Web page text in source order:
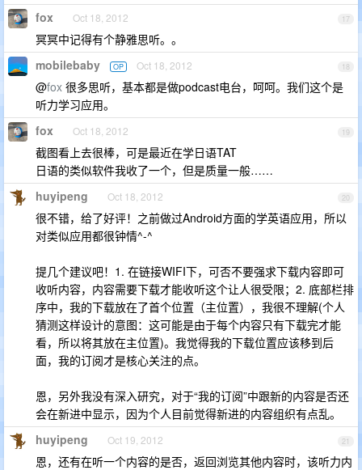
17
fox Oct 18, 2012
冥冥中记得有个静雅思听。。
18
mobilebaby OP Oct 18, 2012
@fox 很多思听，基本都是做podcast电台，呵呵。我们这个是
听力学习应用。
19
fox Oct 18, 2012
截图看上去很棒，可是最近在学日语TAT
日语的类似软件我收了一个，但是质量一般……
20
huyipeng Oct 18, 2012
很不错，给了好评！之前做过Android方面的学英语应用，所以
对类似应用都很钟情^-^
提几个建议吧！1. 在链接WIFI下，可否不要强求下载内容即可
收听内容，内容需要下载才能收听这个让人很受限；2. 底部栏排
序中，我的下载放在了首个位置（主位置），我很不理解(个人
猜测这样设计的意图：这可能是由于每个内容只有下载完才能
看，所以将其放在主位置)。我觉得我的下载位置应该移到后
面，我的订阅才是核心关注的点。
恩，另外我没有深入研究，对于“我的订阅”中跟新的内容是否还
会在新进中显示，因为个人目前觉得新进的内容组织有点乱。
21
huyipeng Oct 19, 2012
恩，还有在听一个内容的是否，返回浏览其他内容时，该听力内